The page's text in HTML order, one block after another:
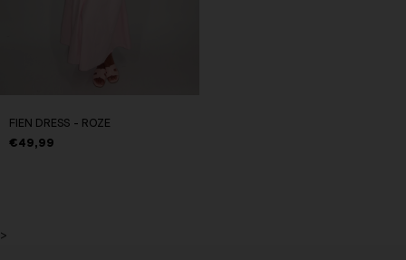
FIEN DRESS - ROZE
€49,99
>